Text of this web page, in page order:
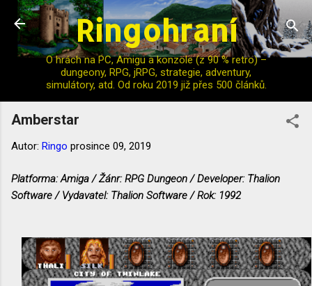
Přeskočit na hlavní obsah
Ringohraní
O hrách na PC, Amigu a konzole (z 90 % retro) –
dungeony, RPG, jRPG, strategie, adventury,
simulátory, atd. Od roku 2019 již přes 500 článků.
Amberstar
Autor: Ringo prosince 09, 2019
Platforma: Amiga / Žánr: RPG Dungeon / Developer: Thalion
Software / Vydavatel: Thalion Software / Rok: 1992